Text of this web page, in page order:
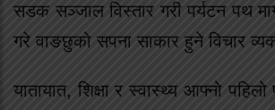
सडक सञ्जाल विस्तार गरी पर्यटन पथ
गरे वाङछुको सपना साकार हुने विचार
यातायात, शिक्षा र स्वास्थ्य आफ्नो